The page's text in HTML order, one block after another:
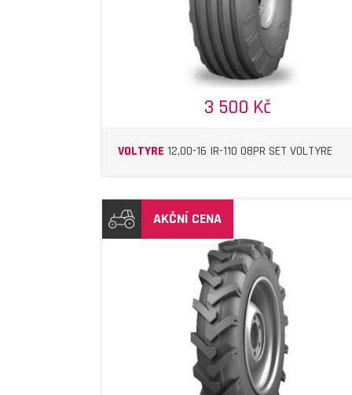
3 500 Kč
VOLTYRE 12,00-16 IR-110 08PR SET VOLTYRE
AKČNÍ CENA